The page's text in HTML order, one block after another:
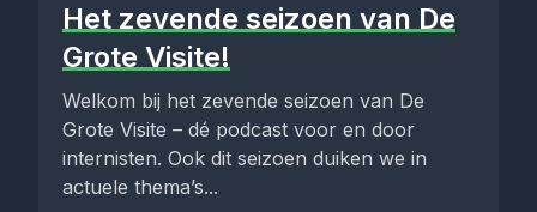
Het zevende seizoen van De
Grote Visite!
Welkom bij het zevende seizoen van De
Grote Visite – dé podcast voor en door
internisten. Ook dit seizoen duiken we in
actuele thema’s...